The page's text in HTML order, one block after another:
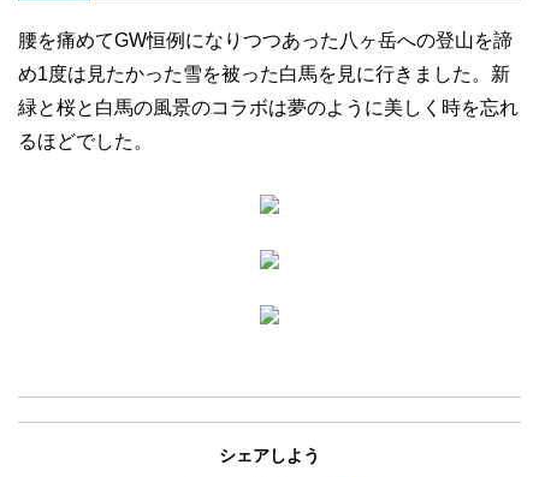
腰を痛めてGW恒例になりつつあった八ヶ岳への登山を諦
め1度は見たかった雪を被った白馬を見に行きました。新
緑と桜と白馬の風景のコラボは夢のように美しく時を忘れ
るほどでした。
シェアしよう